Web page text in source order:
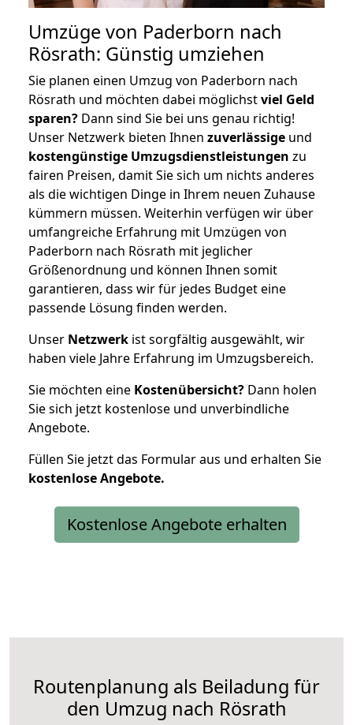
Umzüge von Paderborn nach
Rösrath: Günstig umziehen
Sie planen einen Umzug von Paderborn nach
Rösrath und möchten dabei möglichstviel Geld
sparen? Dann sind Sie bei uns genau richtig!
Unser Netzwerk bieten Ihnen zuverlässige und
kostengünstige Umzugsdienstleistungen zu
fairen Preisen, damit Sie sich um nichts anderes
als die wichtigen Dinge in Ihrem neuen Zuhause
kümmern müssen. Weiterhin verfügen wir über
umfangreiche Erfahrung mit Umzügen von
Paderborn nach Rösrath mit jeglicher
Größenordnung und können Ihnen somit
garantieren, dass wir für jedes Budget eine
passende Lösung finden werden.
Unser Netzwerk ist sorgfältig ausgewählt, wir
haben viele Jahre Erfahrung im Umzugsbereich.
Sie möchten eine Kostenübersicht? Dann holen
Sie sich jetzt kostenlose und unverbindliche
Angebote.
Füllen Sie jetzt das Formular aus und erhalten Sie
kostenloseAngebote.
Kostenlose Angebote erhalten
Routenplanung als Beiladung für
den Umzug nach Rösrath